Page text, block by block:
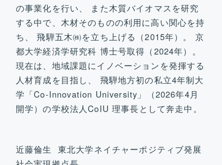
の事業化を行い、 また木質バイオマスを研究
する中で、木材そのものの利用に高い関心を持
ち、 飛騨五木㈱を立ち上げる（2015年）。 京
都大学経済学研究科 博士号取得（2024年）。
現在は、地域課題にイノベーションを発揮する
人材育成を目指し、 飛騨地方初の私立4年制大
学「Co-Innovation University」（2026年4月
開学）の学校法人CoIU 理事長として奔走中。
近藤倫生 東北大学ネイチャーポジティブ発展